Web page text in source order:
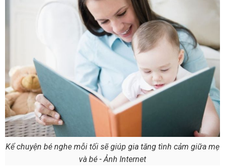
Kể chuyện bé nghe mỗi tối sẽ giúp gia tăng tình cảm giữa mẹ
và bé - Ảnh Internet